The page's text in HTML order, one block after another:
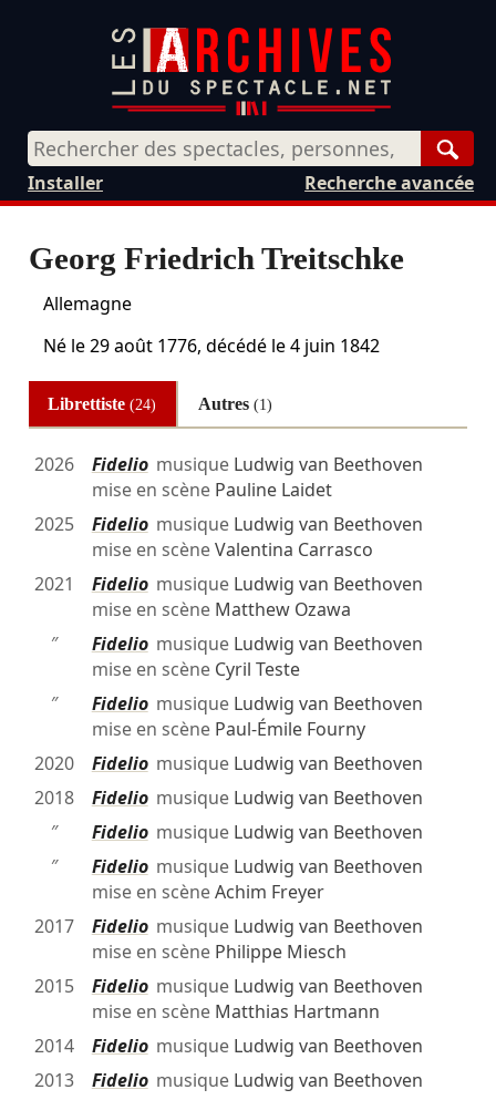
Recherche avancée
Installer
Georg Friedrich Treitschke
Allemagne
Né le29 août 1776, décédé le4 juin 1842
Librettiste(24) Autres (1)
2026 Fideliomusique Ludwig van Beethoven
mise en scène Pauline Laidet
2025
Fideliomusique Ludwig van Beethoven
mise en scèneValentina Carrasco
2021
Fideliomusique Ludwig van Beethoven
mise en scène Matthew Ozawa
″
Fideliomusique Ludwig van Beethoven
mise en scène Cyril Teste
″
Fideliomusique Ludwig van Beethoven
mise en scène Paul-Émile Fourny
2020
Fideliomusique Ludwig van Beethoven
2018
Fideliomusique Ludwig van Beethoven
″
Fideliomusique Ludwig van Beethoven
″
Fideliomusique Ludwig van Beethoven
mise en scèneAchim Freyer
2017
Fideliomusique Ludwig van Beethoven
mise en scène Philippe Miesch
2015
Fideliomusique Ludwig van Beethoven
mise en scène Matthias Hartmann
2014
Fideliomusique Ludwig van Beethoven
2013
Fideliomusique Ludwig van Beethoven